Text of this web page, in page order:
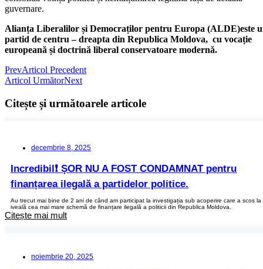
guvernare.
Alianța Liberalilor și Democraților pentru Europa (ALDE)este
partid de centru – dreapta din Republica Moldova, cu vocație
europeană și doctrină liberal conservatoare modernă.
PrevArticol Precedent
Articol UrmătorNext
Citește și următoarele articole
decembrie 8, 2025
Incredibil❗ ȘOR NU A FOST CONDAMNAT pentru
finanțarea ilegală a partidelor politice.
Au trecut mai bine de 2 ani de când am participat la investigația sub acoperire care a scos la
iveală cea mai mare schemă de finanțare ilegală a politicii din Republica Moldova.
Citește mai mult
noiembrie 20, 2025